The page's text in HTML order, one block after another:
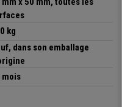
vérin à gaz
kg
dans son emballage
mois